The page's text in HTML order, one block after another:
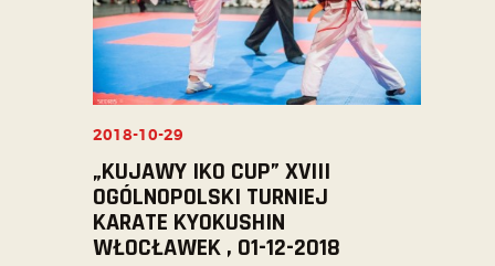
2018-10-29
„KUJAWY IKO CUP” XVIII
OGÓLNOPOLSKI TURNIEJ
KARATE KYOKUSHIN
WŁOCŁAWEK , 01-12-2018